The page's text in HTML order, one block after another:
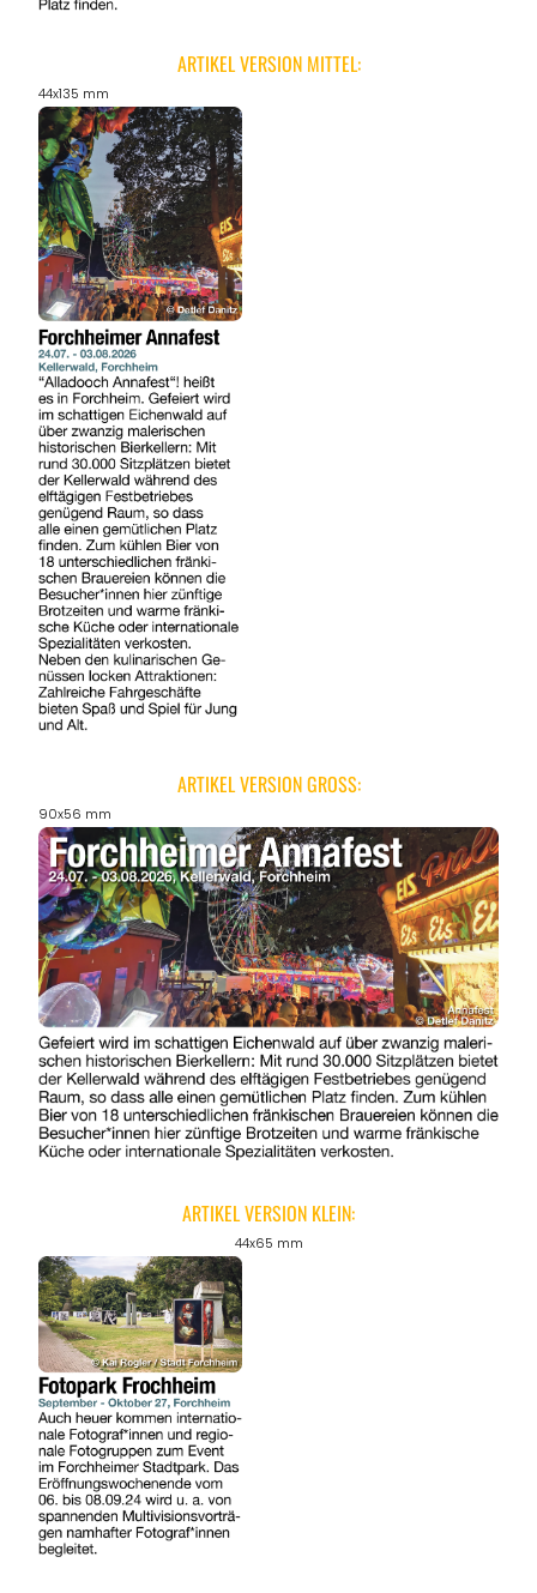
ARTIKEL VERSION MITTEL:
44x135 mm
ARTIKEL VERSION GROSS:
90x56 mm
ARTIKEL VERSION KLEIN:
44x65 mm